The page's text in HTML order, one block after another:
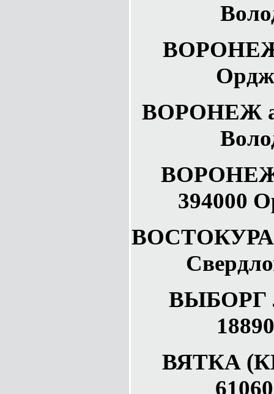
ВОРОНЕЖ
ВОРОНЕЖ
ВОРОНЕЖ
394000
ВЫБОРГ
ВЯТКА